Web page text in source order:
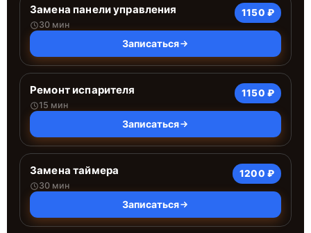
Замена панели управления
30 мин
1150 ₽
Записаться
Ремонт испарителя
15 мин
1150 ₽
Записаться
Замена таймера
30 мин
1200 ₽
Записаться